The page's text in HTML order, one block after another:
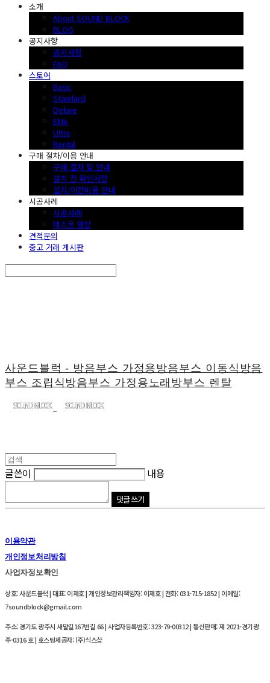
소개
About SOUND BLOCK
BLOG
공지사항
공지사항
FAQ
스토어
Basic
Standard
Deluxe
Elite
Ultra
Rental
구매 절차/이용 안내
구매 절차 및 안내
설치 전 확인사항
설치/이전비용 안내
시공사례
시공사례
테스트 영상
견적문의
중고 거래 게시판
사운드블럭 - 방음부스 가정용방음부스 이동식방음
부스 조립식방음부스 가정용노래방부스 렌탈
글쓴이 내용
댓글 쓰기
이용약관
개인정보처리방침
사업자정보확인
상호: 사운드블럭 | 대표: 이제호 | 개인정보관리책임자: 이제호 | 전화: 031-715-1852 | 이메일:
7soundblock@gmail.com
주소: 경기도 광주시 새말길167번길 66 | 사업자등록번호:323-79-00312| 통신판매:제 2021-경기광
주-0316 호| 호스팅제공자: (주)식스샵